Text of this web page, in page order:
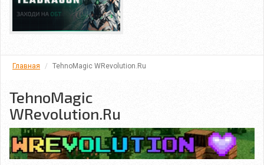
Главная TehnoMagic WRevolution.Ru
TehnoMagic
WRevolution.Ru